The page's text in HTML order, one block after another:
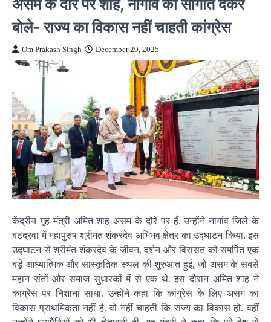
बोले- राज्य का विकास नहीं चाहती कांग्रेस
Om Prakash Singh December 29, 2025
केंद्रीय गृह मंत्री अमित शाह असम के दौरे पर हैं. उन्होंने नागांव जिले के
बटद्रवा में महापुरुष श्रीमंत शंकरदेव अभिभव क्षेत्र का उद्घाटन किया. इस
उद्घाटन से श्रीमंत शंकरदेव के जीवन, दर्शन और विरासत को समर्पित एक
बड़े आध्यात्मिक और सांस्कृतिक स्थल की शुरुआत हुई, जो असम के सबसे
महान संतों और समाज सुधारकों में से एक थे. इस दौरान अमित शाह ने
कांग्रेस पर निशाना साधा. उन्होंने कहा कि कांग्रेस के लिए असम का
विकास प्राथमिकता नहीं है. वो नहीं चाहती कि राज्य का विकास हो. वहीं